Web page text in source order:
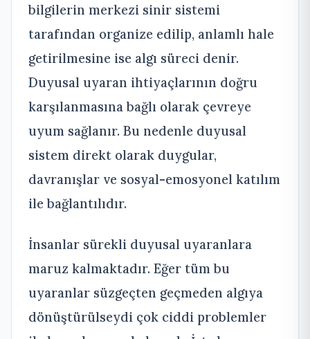
bilgilerin merkezi sinir sistemi
tarafından organize edilip, anlamlı hale
getirilmesine ise algı süreci denir.
Duyusal uyaran ihtiyaçlarının doğru
karşılanmasına bağlı olarak çevreye
uyum sağlanır. Bu nedenle duyusal
sistem direkt olarak duygular,
davranışlar ve sosyal-emosyonel katılım
ile bağlantılıdır.
İnsanlar sürekli duyusal uyaranlara
maruz kalmaktadır. Eğer tüm bu
uyaranlar süzgeçten geçmeden algıya
dönüştürülseydi çok ciddi problemler